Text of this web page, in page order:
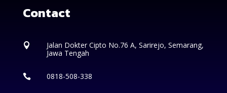
Contact

Jalan Dokter Cipto No.76 A, Sarirejo, Semarang,
Jawa Tengah
 0818-508-338